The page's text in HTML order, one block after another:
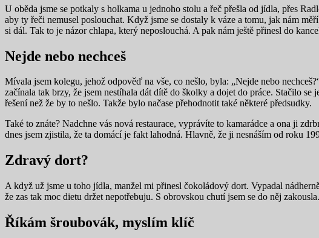
U oběda jsme se potkaly s holkama u jednoho stolu a řeč přešla od jídla, přes
aby ty řeči nemusel poslouchat. Když jsme se dostaly k váze a tomu, jak nám
si dál. Tak to je názor chlapa, který neposlouchá. A pak nám ještě přinesl do
Nejde nebo nechceš
Mívala jsem kolegu, jehož odpověď na vše, co nešlo, byla: „Nejde nebo
začínala tak brzy, že jsem nestíhala dát dítě do školky a dojet do práce. Stačilo
řešení než že by to nešlo. Takže bylo načase přehodnotit také některé předsudky.
Také to znáte? Nadchne vás nová restaurace, vyprávíte to kamarádce a ona ji
dnes jsem zjistila, že ta domácí je fakt lahodná. Hlavně, že ji nesnáším od roku
Zdravý dort?
A když už jsme u toho jídla, manžel mi přinesl čokoládový dort. Vypadal
že zas tak moc dietu držet nepotřebuju. S obrovskou chutí jsem se do něj
Říkám šroubovák, myslím klíč